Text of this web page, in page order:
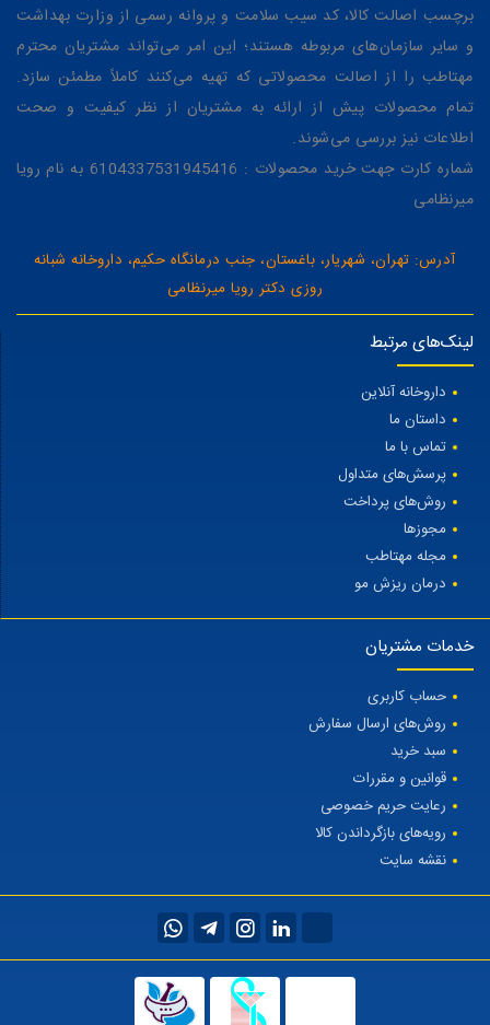
برچسب اصالت کالا، کد سیب سلامت و پروانه رسمی از وزارت بهداشت
و سایر سازمان‌های مربوطه هستند؛ این امر می‌تواند مشتریان محترم
مهتاطب را از اصالت محصولاتی که تهیه می‌کنند کاملاً مطمئن سازد.
تمام محصولات پیش از ارائه به مشتریان از نظر کیفیت و صحت
اطلاعات نیز بررسی می‌شوند.
شماره کارت جهت خرید محصولات : 6104337531945416 به نام رویا
میرنظامی
آدرس: تهران، شهریار، باغستان، جنب درمانگاه حکیم، داروخانه شبانه
روزی دکتر رویا میرنظامی
لینک‌های مرتبط
داروخانه آنلاین
داستان ما
تماس با ما
پرسش‌های متداول
روش‌های پرداخت
مجوزها
مجله مهتاطب
درمان ریزش مو
خدمات مشتریان
حساب کاربری
روش‌های ارسال سفارش
سبد خرید
قوانین و مقررات
رعایت حریم خصوصی
رویه‌های بازگرداندن کالا
نقشه سایت